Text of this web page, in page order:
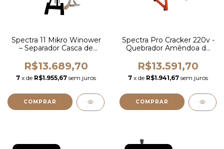
Spectra 11 Mikro Winower
– Separador Casca de
R$13.689,70
7 x de R$1.955,67 sem juros
Spectra Pro Cracker 220v -
Quebrador Amêndoa de
R$13.591,70
7 x de R$1.941,67 sem juros